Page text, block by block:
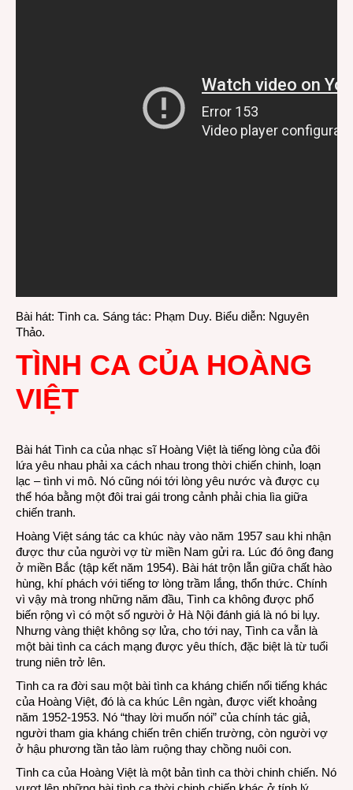
Bài hát: Tình ca. Sáng tác: Phạm Duy. Biểu diễn: Nguyên
Thảo.
TÌNH CA CỦA HOÀNG
VIỆT
Bài hát Tình ca của nhạc sĩ Hoàng Việt là tiếng lòng của đôi
lứa yêu nhau phải xa cách nhau trong thời chiến chinh, loạn
lạc – tình vi mô. Nó cũng nói tới lòng yêu nước và được cụ
thể hóa bằng một đôi trai gái trong cảnh phải chia lìa giữa
chiến tranh.
Hoàng Việt sáng tác ca khúc này vào năm 1957 sau khi nhận
được thư của người vợ từ miền Nam gửi ra. Lúc đó ông đang
ở miền Bắc (tập kết năm 1954). Bài hát trộn lẫn giữa chất hào
hùng, khí phách với tiếng tơ lòng trầm lắng, thổn thức. Chính
vì vậy mà trong những năm đầu, Tình ca không được phổ
biến rộng vì có một số người ở Hà Nội đánh giá là nó bi lụy.
Nhưng vàng thiệt không sợ lửa, cho tới nay, Tình ca vẫn là
một bài tình ca cách mạng được yêu thích, đặc biệt là từ tuổi
trung niên trở lên.
Tình ca ra đời sau một bài tình ca kháng chiến nổi tiếng khác
của Hoàng Việt, đó là ca khúc Lên ngàn, được viết khoảng
năm 1952-1953. Nó “thay lời muốn nói” của chính tác giả,
người tham gia kháng chiến trên chiến trường, còn người vợ
ở hậu phương tần tảo làm ruộng thay chồng nuôi con.
Tình ca của Hoàng Việt là một bản tình ca thời chinh chiến. Nó